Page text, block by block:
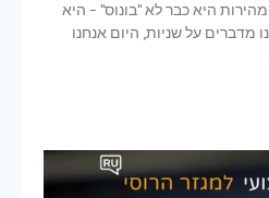
של 2026, המהירות היא כבר לא "בונוס" – היא
על שניות, היום אנחנו